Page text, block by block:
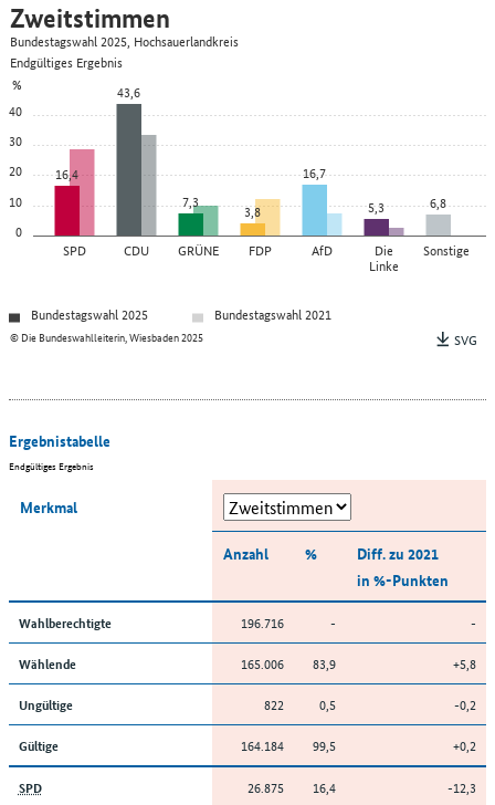
0
10
20
30
40
%
SPD CDU GRÜNE FDP AfD Die
Linke
Sonstige
16,4
43,6
7,3 3,8
16,7
5,3
6,8
© Die Bundeswahlleiterin, Wiesbaden 2025
Zweitstimmen
Bundestagswahl 2025, Hochsauerlandkreis
Endgültiges Ergebnis
Bundestagswahl 2025
Bundestagswahl 2021
SVG
Ergebnistabelle
Endgültiges Ergebnis
Merkmal
Anzahl %
Diff. zu 2021
in %-Punkten
Wahlberechtigte 196.716 - -
Wählende 165.006 83,9 +5,8
Ungültige 822 0,5 -0,2
Gültige 164.184 99,5 +0,2
SPD 26.875 16,4 -12,3